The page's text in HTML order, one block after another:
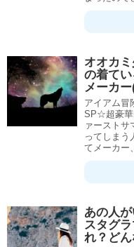
オオカ
の着て
メーカ
アイアム冒
SP☆超豪華
ァーストサ
ってしまう
てメーカー
あの人
スタグ
れ？どん